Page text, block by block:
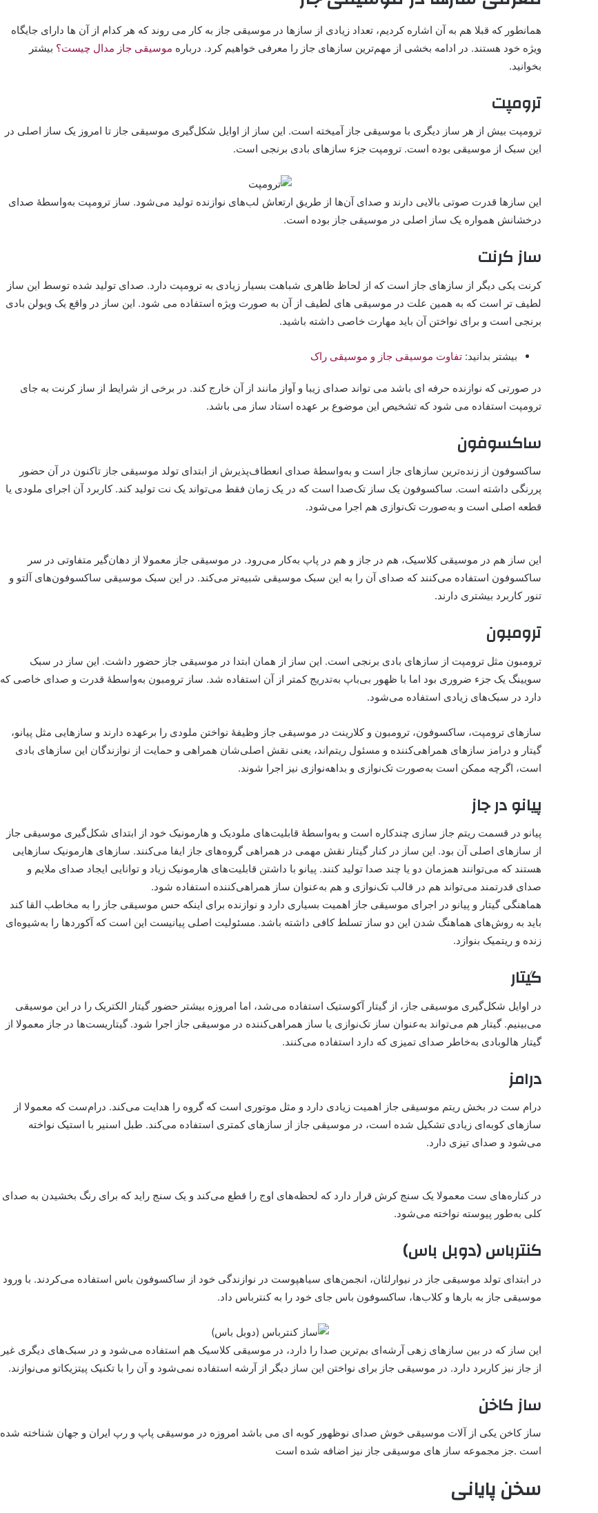
همانطور که قبلا هم به آن اشاره کردیم، تعداد زیادی از سازها در موسیقی جاز به کار می روند که هر کدام از آن ها دارای جایگاه
ویژه خود هستند. در ادامه بخشی از مهم‌ترین سازهای جاز را معرفی خواهیم کرد. درباره موسیقی جاز مدال چیست؟ بیشتر
بخوانید.
ترومپت
ترومپت بیش از هر ساز دیگری با موسیقی جاز آمیخته است. این ساز از اوایل شکل‌گیری موسیقی جاز تا امروز یک ساز اصلی در
این سبک از موسیقی بوده است. ترومپت جزء سازهای بادی برنجی است.
این سازها قدرت صوتی بالایی دارند و صدای آن‌ها از طریق ارتعاش لب‌های نوازنده تولید می‌شود. ساز ترومپت به‌واسطهٔ صدای
درخشانش همواره یک ساز اصلی در موسیقی جاز بوده است.
ساز کرنت
کرنت یکی دیگر از سازهای جاز است که از لحاظ ظاهری شباهت بسیار زیادی به ترومپت دارد. صدای تولید شده توسط این ساز
لطیف تر است که به همین علت در موسیقی های لطیف از آن به صورت ویژه استفاده می شود. این ساز در واقع یک ویولن بادی
برنجی است و برای نواختن آن باید مهارت خاصی داشته باشید.
بیشتر بدانید:تفاوت موسیقی جاز و موسیقی راک
در صورتی که نوازنده حرفه ای باشد می تواند صدای زیبا و آواز مانند از آن خارج کند. در برخی از شرایط از ساز کرنت به جای
ترومپت استفاده می شود که تشخیص این موضوع بر عهده استاد ساز می باشد.
ساکسوفون
ساکسوفون از زنده‌ترین سازهای جاز است و به‌واسطهٔ صدای انعطاف‌پذیرش از ابتدای تولد موسیقی جاز تاکنون در آن حضور
پررنگی داشته است. ساکسوفون یک ساز تک‌صدا است که در یک زمان فقط می‌تواند یک نت تولید کند. کاربرد آن اجرای ملودی یا
قطعه اصلی است و به‌صورت تک‌نوازی هم اجرا می‌شود.
این ساز هم در موسیقی کلاسیک، هم در جاز و هم در پاپ به‌کار می‌رود. در موسیقی جاز معمولا از دهان‌گیر متفاوتی در سر
ساکسوفون استفاده می‌کنند که صدای آن را به این سبک موسیقی شبیه‌تر می‌کند. در این سبک موسیقی ساکسوفون‌های آلتو و
تنور کاربرد بیشتری دارند.
ترومبون
ترومبون مثل ترومپت از سازهای بادی برنجی است. این ساز از همان ابتدا در موسیقی جاز حضور داشت. این ساز در سبک
سویینگ یک جزء ضروری بود اما با ظهور بی‌باپ به‌تدریج کمتر از آن استفاده شد. ساز ترومبون به‌واسطهٔ قدرت و صدای خاصی که
دارد در سبک‌های زیادی استفاده می‌شود.
سازهای ترومپت، ساکسوفون، ترومبون و کلارینت در موسیقی جاز وظیفهٔ نواختن ملودی را برعهده دارند و سازهایی مثل پیانو،
گیتار و درامز سازهای همراهی‌کننده و مسئول ریتم‌اند، یعنی نقش اصلی‌شان همراهی و حمایت از نوازندگان این سازهای بادی
است،‌ اگرچه ممکن است به‌صورت تک‌نوازی و بداهه‌نوازی نیز اجرا شوند.
پیانو در جاز
پیانو در قسمت ریتم جاز سازی چندکاره است و به‌واسطهٔ‌ قابلیت‌های ملودیک و هارمونیک خود از ابتدای شکل‌گیری موسیقی جاز
از سازهای اصلی آن بود. این ساز در کنار گیتار نقش مهمی در همراهی گروه‌های جاز ایفا می‌کنند. سازهای هارمونیک سازهایی
هستند که می‌توانند همزمان دو یا چند صدا تولید کنند. پیانو با داشتن قابلیت‌های هارمونیک زیاد و توانایی ایجاد صدای ملایم و
صدای قدرتمند می‌تواند هم در قا‌لب تک‌نوازی و هم به‌عنوان ساز ‌همراهی‌کننده استفاده شود.
هماهنگی گیتار و پیانو در اجرای موسیقی جاز اهمیت بسیاری دارد و نوازنده برای اینکه حس موسیقی جاز را به مخاطب القا کند
باید به روش‌های هماهنگ شدن این دو ساز تسلط کافی داشته باشد. مسئولیت اصلی پیانیست این است که آکوردها را به‌شیوه‌ای
زنده و ریتمیک بنوازد.
گیتار
در اوایل شکل‌گیری موسیقی جاز، از گیتار آکوستیک استفاده می‌شد، اما امروزه بیشتر حضور گیتار الکتریک را در این موسیقی
می‌بینیم. گیتار هم می‌تواند به‌عنوان ساز تک‌نوازی یا ساز همراهی‌کننده در موسیقی جاز اجرا شود. گیتاریست‌ها در جاز معمولا از
گیتار هالوبادی به‌خاطر صدای تمیزی که دارد استفاده می‌کنند.
درامز
درام ست در بخش ریتم موسیقی جاز اهمیت زیادی دارد و مثل موتوری است که گروه را هدایت می‌کند. درام‌ست که معمولا از
سازهای کو‌به‌ای زیادی تشکیل شده است، در موسیقی جاز از سازهای کمتری استفاده می‌کند. طبل اسنیر با استیک نواخته
می‌شود و صدای تیزی دارد.
در کناره‌های ست معمولا یک سنج کرش قرار دارد که لحظه‌های اوج را قطع می‌کند و یک سنج راید که برای رنگ بخشیدن به صدای
کلی به‌طور پیوسته نواخته می‌شود.
کنترباس (دوبل باس)
در ابتدای تولد موسیقی جاز در نیوارلئان،‌ انجمن‌های سیاهپوست در نوازندگی خود از ساکسوفون باس استفاده می‌کردند. با ورود
موسیقی جاز به بارها و کلاب‌ها، ساکسوفون باس جای خود را به کنترباس داد.
این ساز که در بین سازهای زهی آرشه‌ای بم‌ترین صدا را دارد، در موسیقی کلاسیک هم استفاده می‌شود و در سبک‌های دیگری غیر
از جاز نیز کاربرد دارد. در موسیقی جاز برای نواختن این ساز دیگر از آرشه استفاده نمی‌شود و آن را با تکنیک پیتزیکاتو می‌نوازند.
ساز کاخن
ساز کاخن یکی از آلات موسیقی خوش صدای نوظهور کوبه ای می باشد امروزه در موسیقی پاپ و رپ ایران و جهان شناخته شده
است .جز مجموعه ساز های موسیقی جاز نیز اضافه شده است
سخن پایانی